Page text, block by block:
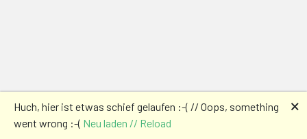
Huch, hier ist etwas schief gelaufen :-( // Oops, something
went wrong :-( Neu laden // Reload
🗙